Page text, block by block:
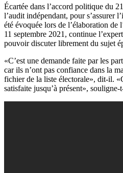
Écartée dans l’accord politique du
l’audit indépendant, pour s’assurer
été évoquée lors de l’élaboration de
11 septembre 2021, continue
pouvoir discuter librement du sujet
«C’est une demande faite par les
car ils n’ont pas confiance dans la
fichier de la liste électorale», dit-il.
satisfaite jusqu’à présent», souligne-